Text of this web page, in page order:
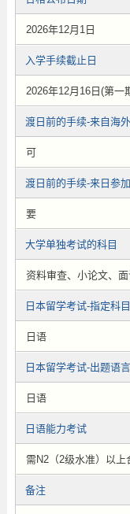
2026年12月1日
入学手续截止日
2026年12月16日(第一
渡日前的手续-来自海
可
渡日前的手续-来日参
要
大学单独考试的科目
资料审查、小论文、
日本留学考试-指定科目
日语
日本留学考试-出题语言
日语
日语能力考试
需N2（2级水准）以上
备注